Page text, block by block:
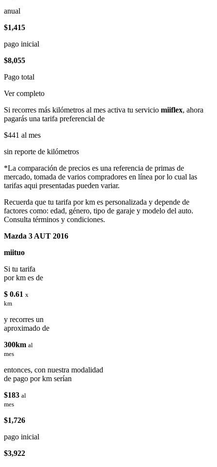
anual
$1,415
pago inicial
$8,055
Pago total
Ver completo
Si recorres más kilómetros al mes activa tu servicio miiflex, ahora
pagarás una tarifa preferencial de
$441 al mes
sin reporte de kilómetros
*La comparación de precios es una referencia de primas de
mercado, tomada de varios compradores en línea por lo cual las
tarifas aqui presentadas pueden variar.
Recuerda que tu tarifa por km es personalizada y depende de
factores como: edad, género, tipo de garaje y modelo del auto.
Consulta términos y condiciones.
Mazda 3 AUT 2016
miituo
Si tu tarifa
por km es de
$ 0.61 x
km
y recorres un
aproximado de
300km al
mes
entonces, con nuestra modalidad
de pago por km serían
$183 al
mes
$1,726
pago inicial
$3,922